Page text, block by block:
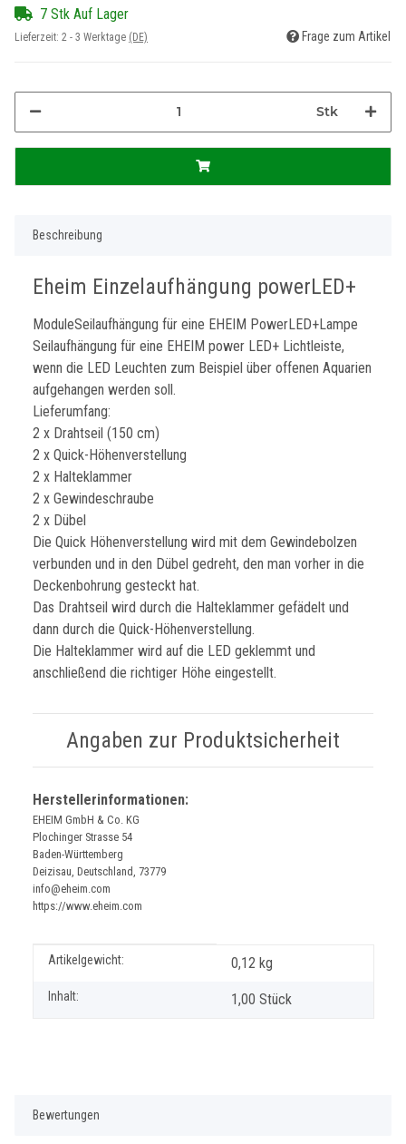
7 Stk Auf Lager
Lieferzeit: 2 - 3 Werktage (DE) Frage zum Artikel
Stk
Beschreibung
Eheim Einzelaufhängung powerLED+
ModuleSeilaufhängung für eine EHEIM PowerLED+Lampe
Seilaufhängung für eine EHEIM power LED+ Lichtleiste,
wenn die LED Leuchten zum Beispiel über offenen Aquarien
aufgehangen werden soll.
Lieferumfang:
2 x Drahtseil (150 cm)
2 x Quick-Höhenverstellung
2 x Halteklammer
2 x Gewindeschraube
2 x Dübel
Die Quick Höhenverstellung wird mit dem Gewindebolzen
verbunden und in den Dübel gedreht, den man vorher in die
Deckenbohrung gesteckt hat.
Das Drahtseil wird durch die Halteklammer gefädelt und
dann durch die Quick-Höhenverstellung.
Die Halteklammer wird auf die LED geklemmt und
anschließend die richtiger Höhe eingestellt.
Angaben zur Produktsicherheit
Herstellerinformationen:
EHEIM GmbH & Co. KG
Plochinger Strasse 54
Baden-Württemberg
Deizisau, Deutschland, 73779
info@eheim.com
https://www.eheim.com
Produkteigenschaft
Wert
Artikelgewicht: 0,12 kg
Inhalt: 1,00 Stück
Bewertungen